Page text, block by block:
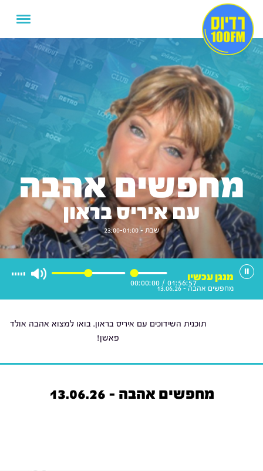
מחפשים אהבה
עם איריס בראון
שבת - 23:00-01:00
01:56:57
/
00:00:00
מנגן עכשיו
מחפשים אהבה - 13.06.26
תוכנית השידוכים עם איריס בראון. בואו למצוא אהבה אולד
פאשן!
מחפשים אהבה - 13.06.26